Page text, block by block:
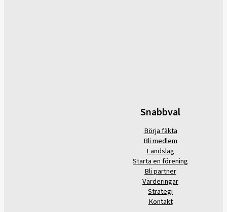
Snabbval
Börja fäkta
Bli medlem
Landslag
Starta en förening
Bli partner
Värderingar
Strategi
Kontakt